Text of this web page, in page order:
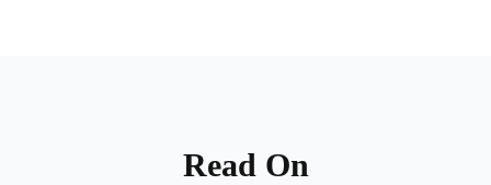
Read On